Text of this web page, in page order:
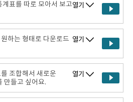
계표를 따로 모아서 보고열기
하는 형태로 다운로드 열기
조합해서 새로운
만들고 싶어요.
열기